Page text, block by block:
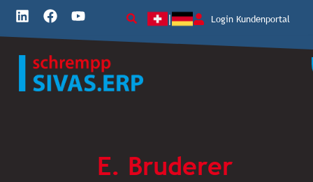
L
n
k
F
c
e
b
o
Y
u
t
u
b
| Login Kundenportal
E. Bruderer